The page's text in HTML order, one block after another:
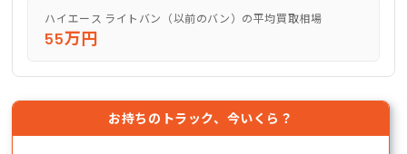
ハイエース ライトバン（以前のバン）の平均買取相場
55万円
お持ちのトラック、今いくら？